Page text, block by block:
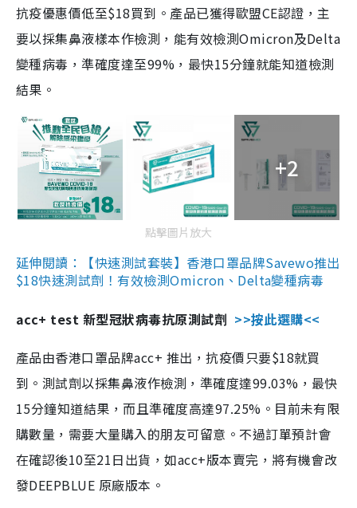
抗疫優惠價低至$18買到。產品已獲得歐盟CE認證，主
要以採集鼻液樣本作檢測，能有效檢測Omicron及Delta
變種病毒，準確度達至99%，最快15分鐘就能知道檢測
結果。
+2
點擊圖片放大
延伸閱讀：【快速測試套裝】香港口罩品牌Savewo推出
$18快速測試劑！有效檢測Omicron、Delta變種病毒
acc+ test 新型冠狀病毒抗原測試劑 >>按此選購<<
產品由香港口罩品牌acc+ 推出，抗疫價只要$18就買
到。測試劑以採集鼻液作檢測，準確度達99.03%，最快
15分鐘知道結果，而且準確度高達97.25%。目前未有限
購數量，需要大量購入的朋友可留意。不過訂單預計會
在確認後10至21日出貨，如acc+版本賣完，將有機會改
發DEEPBLUE 原廠版本。